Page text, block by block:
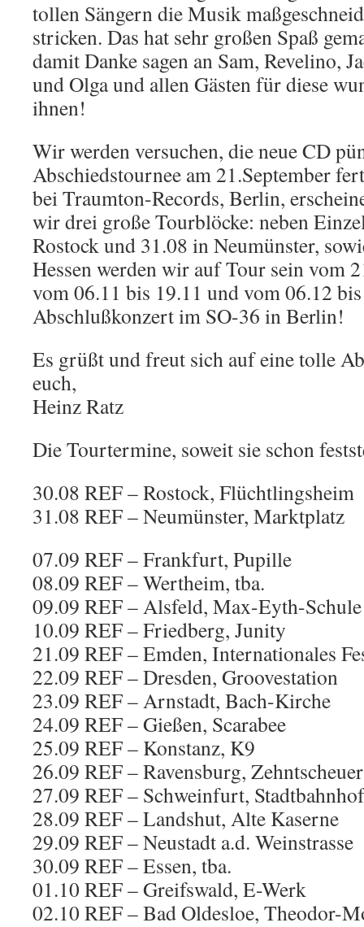
tollen Sängern die Musik
stricken. Das hat sehr großen Spaß
damit Danke sagen an Sam, Revelino,
und Olga und allen Gästen für diese
ihnen!
Wir werden versuchen, die neue CD
Abschiedstournee am 21.September
bei Traumton-Records, Berlin,
wir drei große Tourblöcke: neben
Rostock und 31.08 in Neumünster,
Hessen werden wir auf Tour sein vom
vom 06.11 bis 19.11 und vom 06.12
Abschlußkonzert im SO-36 in Berlin!
Es grüßt und freut sich auf eine tolle
euch,
Heinz Ratz
Die Tourtermine, soweit sie schon
30.08 REF – Rostock, Flüchtlingsheim
31.08 REF – Neumünster, Marktplatz
07.09 REF – Frankfurt, Pupille
08.09 REF – Wertheim, tba.
09.09 REF – Alsfeld, Max-Eyth-Schule
10.09 REF – Friedberg, Junity
21.09 REF – Emden, Internationales
22.09 REF – Dresden, Groovestation
23.09 REF – Arnstadt, Bach-Kirche
24.09 REF – Gießen, Scarabee
25.09 REF – Konstanz, K9
26.09 REF – Ravensburg, Zehntscheuer
27.09 REF – Schweinfurt, Stadtbahnhof
28.09 REF – Landshut, Alte Kaserne
29.09 REF – Neustadt a.d. Weinstrasse
30.09 REF – Essen, tba.
01.10 REF – Greifswald, E-Werk
02.10 REF – Bad Oldesloe, Theodor-